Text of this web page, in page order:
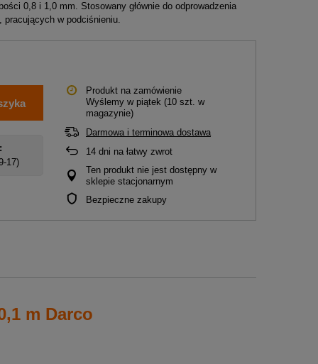
0,8 i 1,0 mm. Stosowany głównie do odprowadzenia
pracujących w podciśnieniu.
17)
Produkt na zamówienie
Wyślemy w piątek (10 szt. w
magazynie)
Darmowa i terminowa dostawa
14 dni na łatwy zwrot
Ten produkt nie jest dostępny w
sklepie stacjonarnym
Bezpieczne zakupy
m Darco